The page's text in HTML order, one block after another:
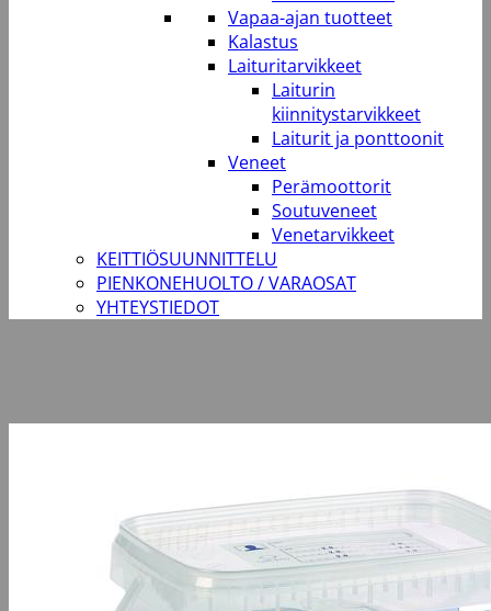
Vapaa-ajan tuotteet
Kalastus
Laituritarvikkeet
Laiturin
kiinnitystarvikkeet
Laiturit ja ponttoonit
Veneet
Perämoottorit
Soutuveneet
Venetarvikkeet
KEITTIÖSUUNNITTELU
PIENKONEHUOLTO / VARAOSAT
YHTEYSTIEDOT